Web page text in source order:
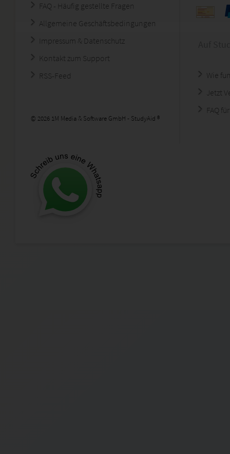
FAQ - Häufig gestellte Fragen
Allgemeine Geschäftsbedingungen
Impressum & Datenschutz
Kontakt zum Support
RSS-Feed
© 2026 1M Media & Software GmbH - StudyAid ®
Wie
Jetzt
FAQ